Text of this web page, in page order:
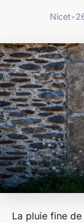
Nicet•
La pluie fine